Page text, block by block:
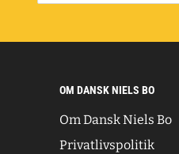
OM DANSK NIELS BO
Om Dansk Niels Bo
Privatlivspolitik